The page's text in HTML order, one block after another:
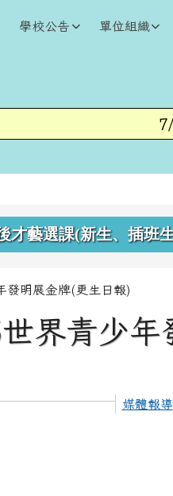
學校公告 單位組織
7/6-
才藝選課(新生、插班
發明展金牌(更生日報)
界青少年
媒體報導